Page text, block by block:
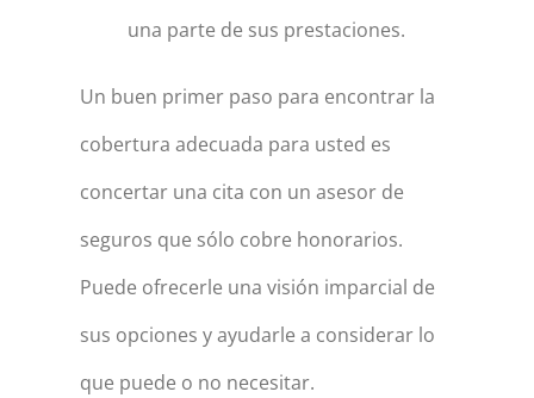
una parte de sus prestaciones.
Un buen primer paso para encontrar la
cobertura adecuada para usted es
concertar una cita con un asesor de
seguros que sólo cobre honorarios.
Puede ofrecerle una visión imparcial de
sus opciones y ayudarle a considerar lo
que puede o no necesitar.